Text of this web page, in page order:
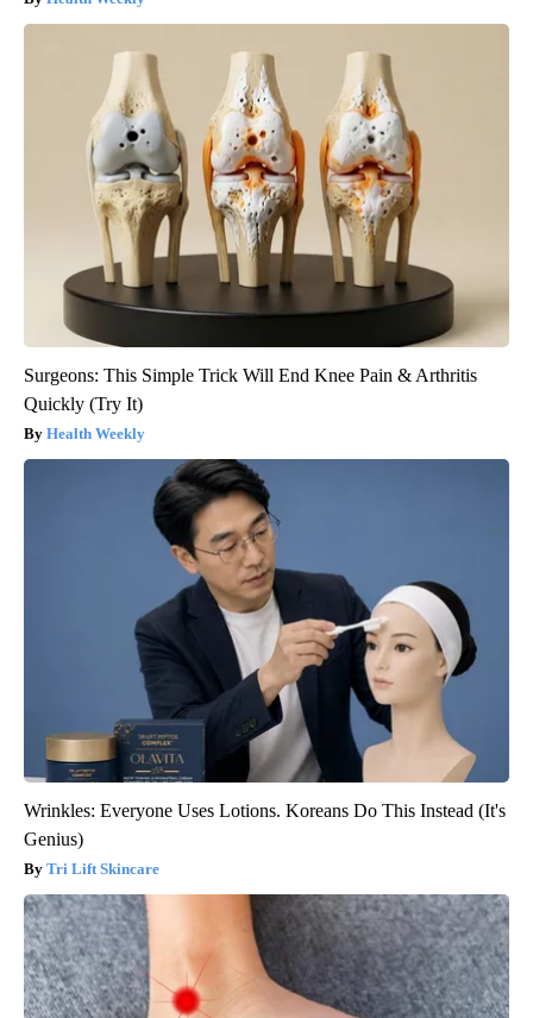
Surgeons: This Simple Trick Will End Knee Pain & Arthritis
Quickly (Try It)
Health Weekly
Wrinkles: Everyone Uses Lotions. Koreans Do This Instead (It's
Genius)
Tri Lift Skincare